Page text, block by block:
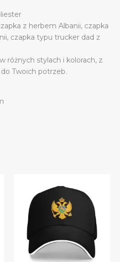
z herbem Albanii, czapka
czapka typu trucker dad z
różnych stylach i kolorach, z
Twoich potrzeb.